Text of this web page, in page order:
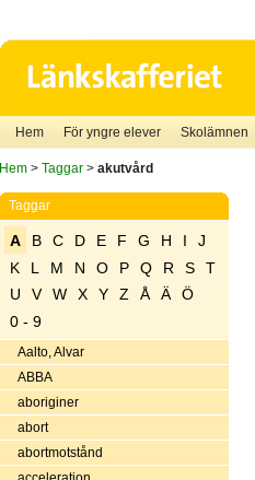
Hem För yngre elever Skolämnen
Hem> Taggar> akutvård
Taggar
A B C D E F G H I
J
K
L M N O P Q R S
T
U
V W X Y Z Å Ä
Ö
0 - 9
Aalto, Alvar
ABBA
aboriginer
abort
abortmotstånd